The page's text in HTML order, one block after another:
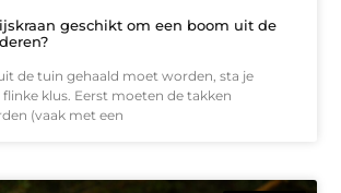
geschikt om een boom uit de
de tuin gehaald moet worden, sta je
klus. Eerst moeten de takken
(vaak met een